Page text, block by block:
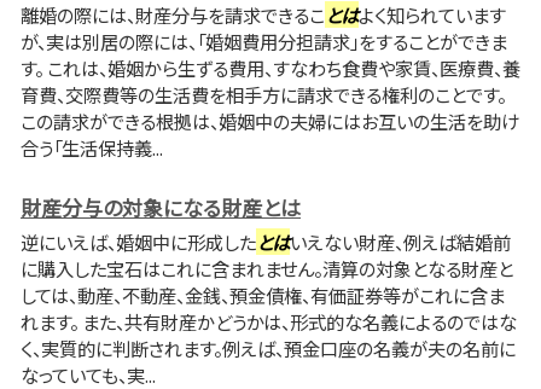
離婚の際には、財産分与を請求できることはよく知られています
が、実は別居の際には、「婚姻費用分担請求」をすることができま
す。 これは、婚姻から生ずる費用、すなわち食費や家賃、医療費、養
育費、交際費等の生活費を相手方に請求できる権利のことです。
この請求ができる根拠は、婚姻中の夫婦にはお互いの生活を助け
合う「生活保持義...
財産分与の対象になる財産とは
逆にいえば、婚姻中に形成したとはいえない財産、例えば結婚前
に購入した宝石はこれに含まれません。清算の対象となる財産と
しては、動産、不動産、金銭、預金債権、有価証券等がこれに含ま
れます。 また、共有財産かどうかは、形式的な名義によるのではな
く、実質的に判断されます。例えば、預金口座の名義が夫の名前に
なっていても、実...